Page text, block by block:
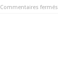
Commentaires fermés